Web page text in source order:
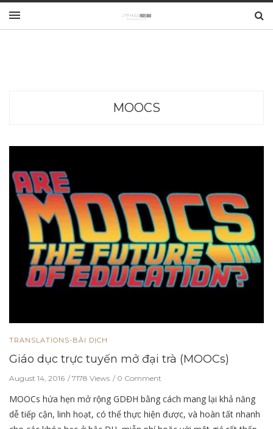
MOOCS
TRANSLATIONS-BÀI DỊCH
Giáo dục trực tuyến mở đại trà (MOOCs)
August 14, 2016 7178 Views 0 Comment
MOOCs hứa hẹn mở rộng GDĐH bằng cách mang lại khả năng
dễ tiếp cận, linh hoạt, có thể thực hiện được, và hoàn tất nhanh